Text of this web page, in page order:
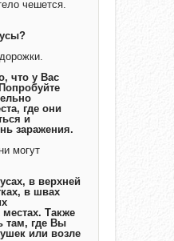
чешется.
что у Вас
где они
и
заражения.
могут
в верхней
в швах
Также
там, где Вы
или возле